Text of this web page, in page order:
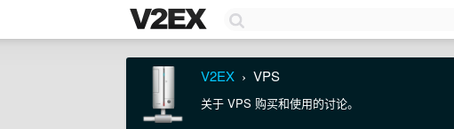
V2EX › VPS
关于 VPS 购买和使用的讨论。